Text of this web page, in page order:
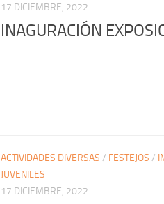
17 DICIEMBRE, 2022
INAGURACIÓN
ACTIVIDADES DIVERSAS / FESTEJOS /
JUVENILES
17 DICIEMBRE, 2022